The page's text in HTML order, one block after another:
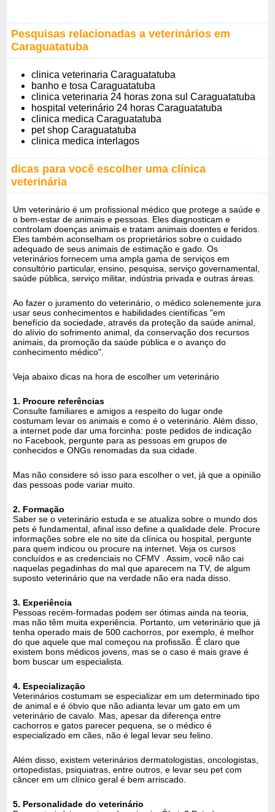
Pesquisas relacionadas a veterinários em
Caraguatatuba
clinica veterinaria Caraguatatuba
banho e tosa Caraguatatuba
clinica veterinaria 24 horas zona sul Caraguatatuba
hospital veterinário 24 horas Caraguatatuba
clinica medica Caraguatatuba
pet shop Caraguatatuba
clinica medica interlagos
dicas para você escolher uma clínica
veterinária
Um veterinário é um profissional médico que protege a saúde e
o bem-estar de animais e pessoas. Eles diagnosticam e
controlam doenças animais e tratam animais doentes e feridos.
Eles também aconselham os proprietários sobre o cuidado
adequado de seus animais de estimação e gado. Os
veterinários fornecem uma ampla gama de serviços em
consultório particular, ensino, pesquisa, serviço governamental,
saúde pública, serviço militar, indústria privada e outras áreas.
Ao fazer o juramento do veterinário, o médico solenemente jura
usar seus conhecimentos e habilidades científicas "em
benefício da sociedade, através da proteção da saúde animal,
do alívio do sofrimento animal, da conservação dos recursos
animais, da promoção da saúde pública e o avanço do
conhecimento médico".
Veja abaixo dicas na hora de escolher um veterinário
1. Procure referências
Consulte familiares e amigos a respeito do lugar onde
costumam levar os animais e como é o veterinário. Além disso,
a internet pode dar uma forcinha: poste pedidos de indicação
no Facebook, pergunte para as pessoas em grupos de
conhecidos e ONGs renomadas da sua cidade.
Mas não considere só isso para escolher o vet, já que a opinião
das pessoas pode variar muito.
2. Formação
Saber se o veterinário estuda e se atualiza sobre o mundo dos
pets é fundamental, afinal isso define a qualidade dele. Procure
informações sobre ele no site da clínica ou hospital, pergunte
para quem indicou ou procure na internet. Veja os cursos
concluídos e as credenciais no CFMV . Assim, você não cai
naquelas pegadinhas do mal que aparecem na TV, de algum
suposto veterinário que na verdade não era nada disso.
3. Experiência
Pessoas recém-formadas podem ser ótimas ainda na teoria,
mas não têm muita experiência. Portanto, um veterinário que já
tenha operado mais de 500 cachorros, por exemplo, é melhor
do que aquele que mal começou na profissão. É claro que
existem bons médicos jovens, mas se o caso é mais grave é
bom buscar um especialista.
4. Especialização
Veterinários costumam se especializar em um determinado tipo
de animal e é óbvio que não adianta levar um gato em um
veterinário de cavalo. Mas, apesar da diferença entre
cachorros e gatos parecer pequena, se o médico é
especializado em cães, não é legal levar seu felino.
Além disso, existem veterinários dermatologistas, oncologistas,
ortopedistas, psiquiatras, entre outros, e levar seu pet com
câncer em um clínico geral é bem arriscado.
5. Personalidade do veterinário